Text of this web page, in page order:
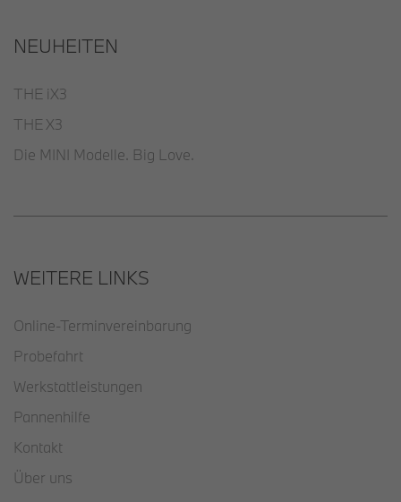
NEUHEITEN
THE iX3
THE X3
Die MINI Modelle. Big Love.
WEITERE LINKS
Online-Terminvereinbarung
Probefahrt
Werkstattleistungen
Pannenhilfe
Kontakt
Über uns